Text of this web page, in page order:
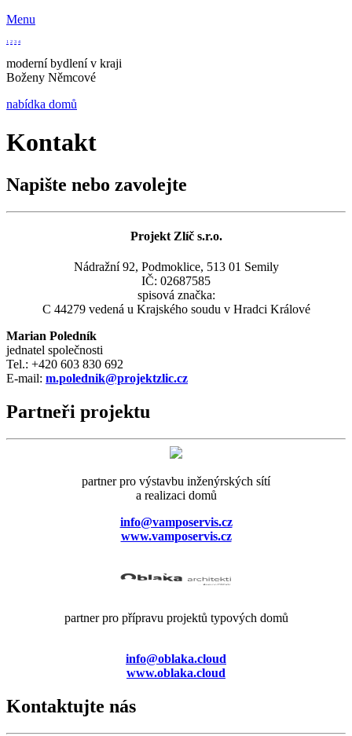
Menu
1 2 3 4
moderní bydlení v kraji
Boženy Němcové
nabídka domů
Kontakt
Napište nebo zavolejte
Projekt Zlíč s.r.o.
Nádražní 92, Podmoklice, 513 01 Semily
IČ: 02687585
spisová značka:
C 44279 vedená u Krajského soudu v Hradci Králové
Marian Poledník
jednatel společnosti
Tel.: +420 603 830 692
E-mail: m.polednik@projektzlic.cz
Partneři projektu
partner pro výstavbu inženýrských sítí
a realizaci domů
info@vamposervis.cz
www.vamposervis.cz
partner pro přípravu projektů typových domů
info@oblaka.cloud
www.oblaka.cloud
Kontaktujte nás